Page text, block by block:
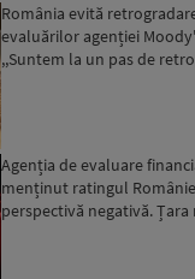
România evită
evaluărilor agenției
,,Suntem la un pas de
Agenția de evaluare
menținut ratingul
perspectivă negativă.